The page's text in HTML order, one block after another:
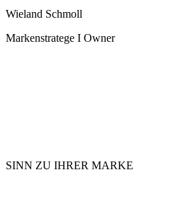
Wieland Schmoll
Markenstratege I Owner
SINN ZU IHRER MARKE